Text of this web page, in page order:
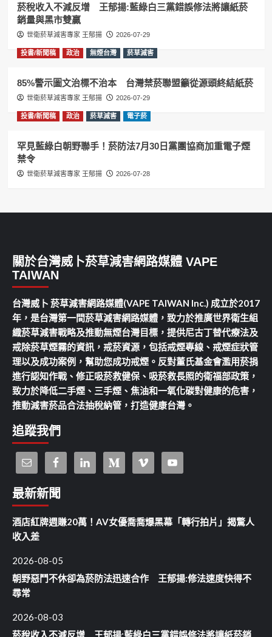
菸稅收入不減反增 王郁揚:藍綠白三黨錯誤修法將讓紙菸
銷量與黑市雙贏
世衛菸草減害專家 王郁揚 2026-07-29
投書/新聞稿 政治 無煙台灣 菸草減害
85%警示圖文治標不治本 台灣禁菸聯盟籲從源頭終結紙菸
世衛菸草減害專家 王郁揚 2026-07-29
投書/新聞稿 政治 菸草減害 電子菸
罕見藍綠白朝野聯手！菸防法7月30日黨團協商加重電子煙
禁令
世衛菸草減害專家 王郁揚 2026-07-28
關於台灣威卜菸草減害網路媒體 VAPE
TAIWAN
台灣威卜 菸草減害網路媒體(VAPE TAIWAN Inc.) 成立於2017
年，是台灣第一間菸草減害網路媒體，致力於推廣世界衛生組
織菸草減害戰略及推動無煙台灣目標，提供尼古丁替代療法及
戒除菸草煙霧的資訊，戒菸資源，包括戒煙專線、戒煙症狀管
理以及成功案例，幫助您成功戒煙。反對董氏基金會濫用菸捐
進行認知作戰、修正吸菸救健保、吸菸救長照的衛福部政策，
致力於降低二手煙、三手煙、焦油和一氧化碳對健康的危害，
推動減害菸品合法抽稅納管，打造健康台灣。
追蹤我們
最新新聞
酒店紅牌週賺20萬！AV女優喬喬爆黑幕「轉行拍片」揭驚人
收入差
2026-08-05
朝野惡鬥不休卻為菸防法迅速合作 王郁揚:修法速度快得不
尋常
2026-08-03
菸稅收入不減反增 王郁揚:藍綠白三黨錯誤修法將讓紙菸銷